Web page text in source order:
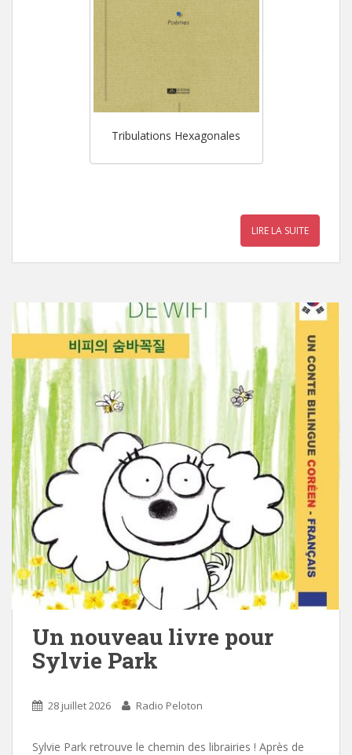
Tribulations Hexagonales
LIRE LA SUITE
Un nouveau livre pour
Sylvie Park
28 juillet 2026 Radio Peloton
Sylvie Park retrouve le chemin des librairies ! Après de